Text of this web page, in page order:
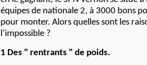
équipes de nationale 2, à 3000 bons
pour monter. Alors quelles sont les
l’impossible ?
1 Des " rentrants " de poids.